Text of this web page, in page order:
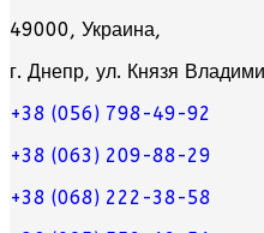
49000, Украина,
г. Днепр, ул. Князя
+38 (056) 798-49-92
+38 (063) 209-88-29
+38 (068) 222-38-58